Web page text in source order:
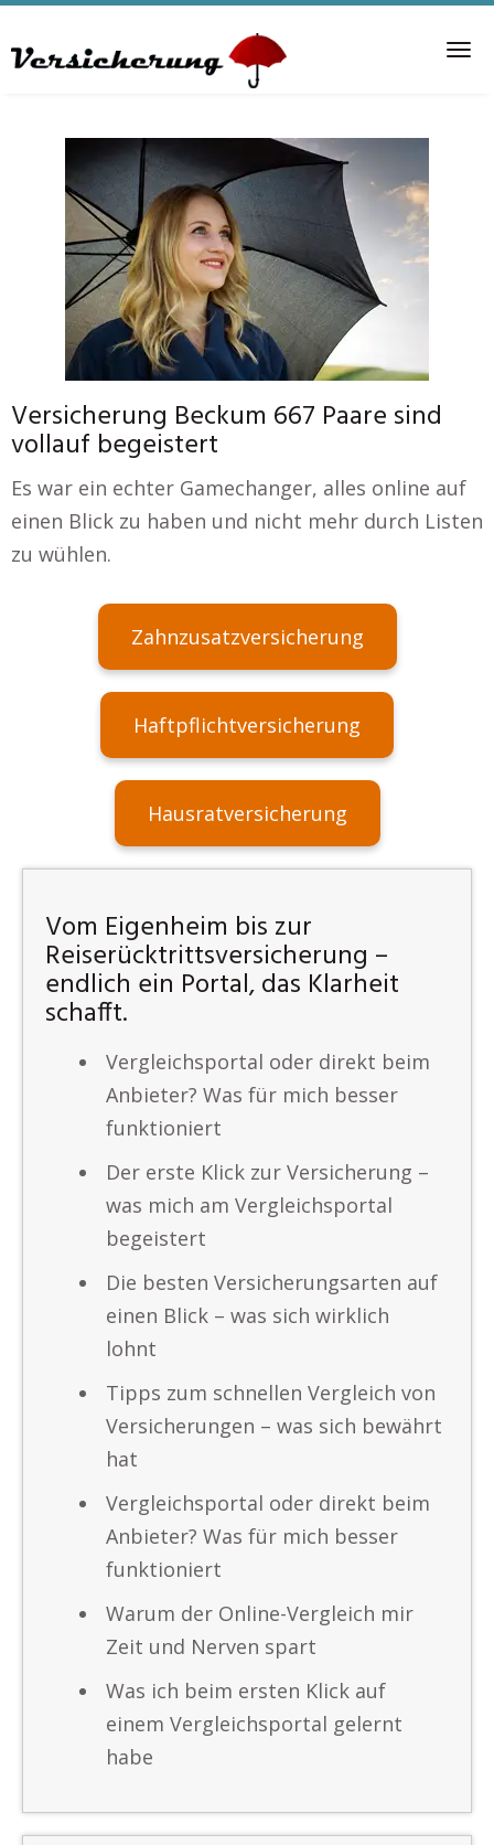
to
Versicherung Beckum 667 Paare sind
vollauf begeistert
Es war ein echter Gamechanger, alles online auf
einen Blick zu haben und nicht mehr durch Listen
zu wühlen.
Zahnzusatzversicherung
Haftpflichtversicherung
Hausratversicherung
Vom Eigenheim bis zur
Reiserücktrittsversicherung –
endlich ein Portal, das Klarheit
schafft.
Vergleichsportal oder direkt beim
Anbieter? Was für mich besser
funktioniert
Der erste Klick zur Versicherung –
was mich am Vergleichsportal
begeistert
Die besten Versicherungsarten auf
einen Blick – was sich wirklich
lohnt
Tipps zum schnellen Vergleich von
Versicherungen – was sich bewährt
hat
Vergleichsportal oder direkt beim
Anbieter? Was für mich besser
funktioniert
Warum der Online-Vergleich mir
Zeit und Nerven spart
Was ich beim ersten Klick auf
einem Vergleichsportal gelernt
habe